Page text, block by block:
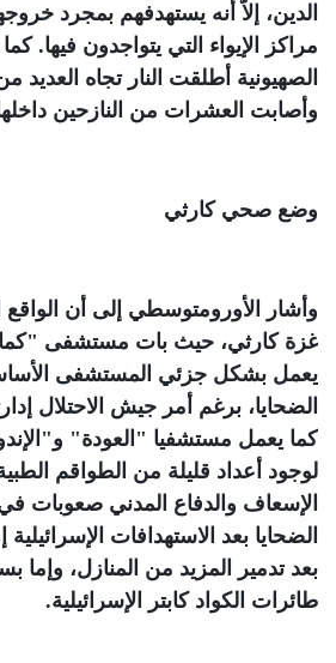
الدين، إلاّ أنه يستهدفهم بمجرد
مراكز الإيواء التي يتواجدون فيها.
الصهيونية أطلقت النار تجاه العديد
وأصابت العشرات من النازحين
وضع صحي كارثي
وأشار الأورومتوسطي إلى أن
غزة كارثي، حيث بات مستشفى
يعمل بشكل جزئي المستشفى
الضحايا، برغم أمر جيش الاحتلال
كما يعمل مستشفيا "العودة"
لوجود أعداد قليلة من الطواقم
الإسعاف والدفاع المدني صعوبات
الضحايا بعد الاستهدافات
بعد تدمير المزيد من المنازل، وإما
طائرات الكواد كابتر الإسرائيلية.